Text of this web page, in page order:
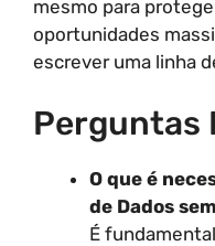
mesmo para
oportunidades
escrever uma linha
Perguntas
O que é
de Dados
É